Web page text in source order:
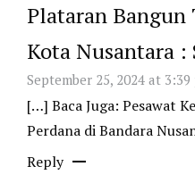
Plataran Bangun
Kota Nusantara :
September 25, 2024 at 3:39
[…] Baca Juga: Pesawat
Perdana di Bandara
Reply